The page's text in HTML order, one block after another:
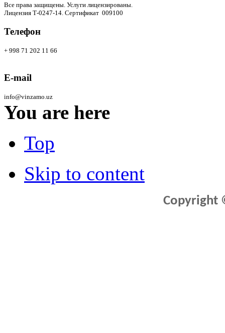
Все права защищены. Услуги лицензированы.
Лицензия Т-0247-14. Сертификат 009100
Телефон
+ 998 71 202 11 66
E-mail
info@vinzamo.uz
You are here
Top
Skip to content
Copyright